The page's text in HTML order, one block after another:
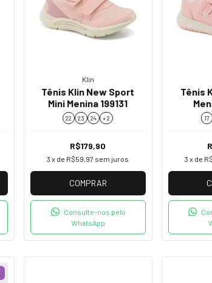
Klin
Tênis Klin New Sport
Mini Menina 199131
22 23 24 + 2
R$179,90
3 x de R$59,97 sem juros
COMPRAR
Consulte-nos pelo
WhatsApp
Tênis
17
3 x de